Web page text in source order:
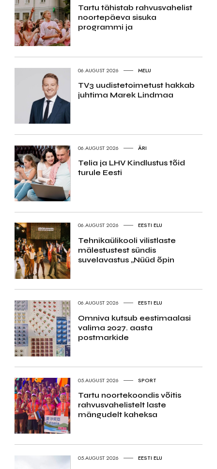
Tartu tähistab rahvusvahelist
noortepäeva sisuka
programmi ja
06.AUGUST 2026 MELU
TV3 uudistetoimetust hakkab
juhtima Marek Lindmaa
06.AUGUST 2026 ÄRI
Telia ja LHV Kindlustus tõid
turule Eesti
06.AUGUST 2026 EESTI ELU
Tehnikaülikooli vilistlaste
mälestustest sündis
suvelavastus „Nüüd õpin
06.AUGUST 2026 EESTI ELU
Omniva kutsub eestimaalasi
valima 2027. aasta
postmarkide
05.AUGUST 2026 SPORT
Tartu noortekoondis võitis
rahvusvahelistelt laste
mängudelt kaheksa
05.AUGUST 2026 EESTI ELU